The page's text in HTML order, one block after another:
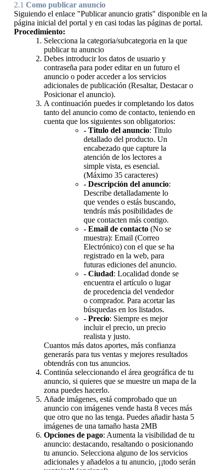
2.1 Como publicar anuncio
Siguiendo el enlace "Publicar anuncio gratis" disponible en la
página inicial del portal y en casi todas las páginas de portal.
Procedimiento:
Selecciona la categoria/subcategoria en la que
publicar tu anuncio
Debes introducir los datos de usuario y
contraseña para poder editar en un futuro el
anuncio o poder acceder a los servicios
adicionales de publicación (Resaltar, Destacar o
Posicionar el anuncio).
A continuación puedes ir completando los datos
tanto del anuncio como de contacto, teniendo en
cuenta que los siguientes son obligatorios:
- Titulo del anuncio: Titulo
detallado del producto. Un
encabezado que capture la
atención de los lectores a
simple vista, es esencial.
(Máximo 35 caracteres)
- Descripción del anuncio:
Describe detalladamente lo
que vendes o estás buscando,
tendrás más posibilidades de
que contacten más contigo.
- Email de contacto (No se
muestra): Email (Correo
Electrónico) con el que se ha
registrado en la web, para
futuras ediciones del anuncio.
- Ciudad: Localidad donde se
encuentra el artículo o lugar
de procedencia del vendedor
o comprador. Para acortar las
búsquedas en los listados.
- Precio: Siempre es mejor
incluir el precio, un precio
realista y justo.
Cuantos más datos aportes, más confianza
generarás para tus ventas y mejores resultados
obtendrás con tus anuncios.
Continúa seleccionando el área geográfica de tu
anuncio, si quieres que se muestre un mapa de la
zona puedes hacerlo.
Añade imágenes, está comprobado que un
anuncio con imágenes vende hasta 8 veces más
que otro que no las tenga. Puedes añadir hasta 5
imágenes de una tamaño hasta 2MB
Opciones de pago: Aumenta la visibilidad de tu
anuncio: destacando, resaltando o posicionando
tu anuncio. Selecciona alguno de los servicios
adicionales y añadelos a tu anuncio, ¡¡todo serán